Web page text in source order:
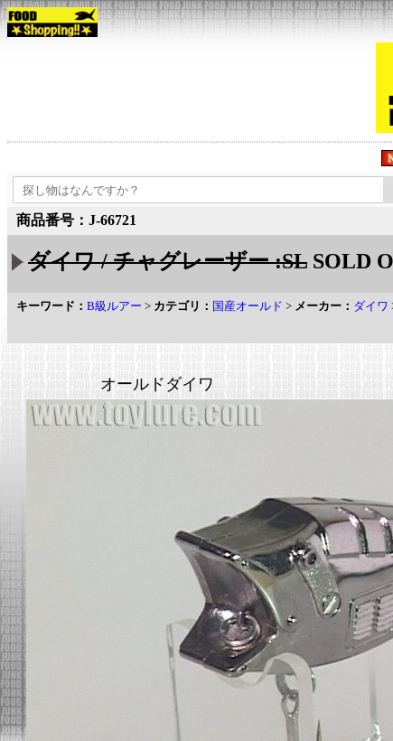
商品番号：J-66721
ダイワ / チャグレーザー :SL SOLD
キーワード： B級ルアー > カテゴリ： 国産オールド > メーカー： ダイワ
オールドダイワ